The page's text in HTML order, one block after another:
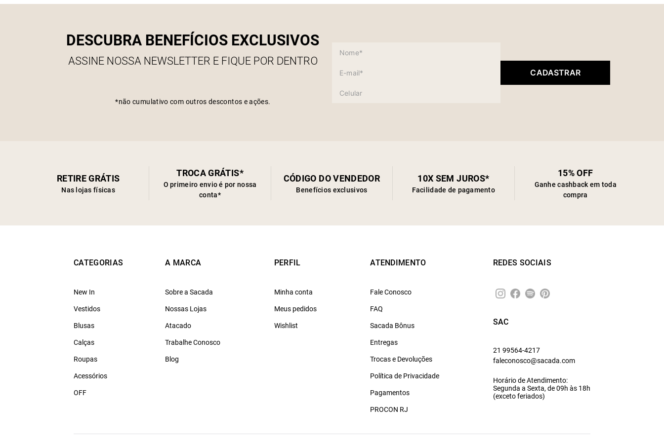
DESCUBRA BENEFÍCIOS EXCLUSIVOS
ASSINE NOSSA NEWSLETTER E FIQUE POR DENTRO
*não cumulativo com outros descontos e ações.
CADASTRAR
RETIRE GRÁTIS
Nas lojas físicas
TROCA GRÁTIS*
O primeiro envio é por nossa
conta*
CÓDIGO DO VENDEDOR
Benefícios exclusivos
10X SEM JUROS*
Facilidade de pagamento
15% OFF
Ganhe cashback em toda
compra
CATEGORIAS
New In
Vestidos
Blusas
Calças
Roupas
Acessórios
OFF
A MARCA
Sobre a Sacada
Nossas Lojas
Atacado
Trabalhe Conosco
Blog
PERFIL
Minha conta
Meus pedidos
Wishlist
ATENDIMENTO
Fale Conosco
FAQ
Sacada Bônus
Entregas
Trocas e Devoluções
Política de Privacidade
Pagamentos
PROCON RJ
REDES SOCIAIS
SAC
21 99564-4217
faleconosco@sacada.com
Horário de Atendimento:
Segunda a Sexta, de 09h às 18h
(exceto feriados)